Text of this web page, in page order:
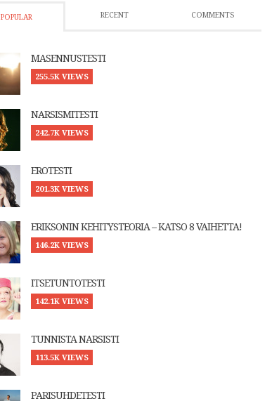
POPULAR RECENT COMMENTS
MASENNUSTESTI
255.5K VIEWS
NARSISMITESTI
242.7K VIEWS
EROTESTI
201.3K VIEWS
ERIKSONIN KEHITYSTEORIA – KATSO 8 VAIHETTA!
146.2K VIEWS
ITSETUNTOTESTI
142.1K VIEWS
TUNNISTA NARSISTI
113.5K VIEWS
PARISUHDETESTI